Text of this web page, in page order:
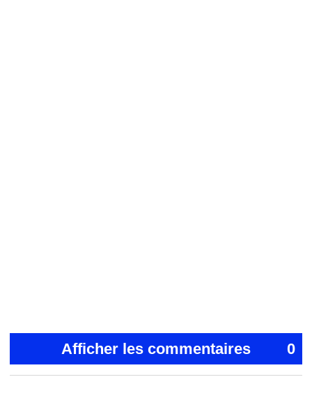
Afficher les commentaires 0